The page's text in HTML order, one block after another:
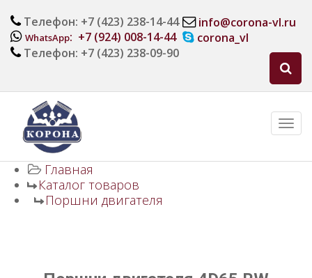
Телефон: +7 (423) 238-14-44
WhatsApp: +7 (924) 008-14-44
Телефон: +7 (423) 238-09-90
info@corona-vl.ru
corona_vl
Главная
Каталог товаров
Поршни двигателя